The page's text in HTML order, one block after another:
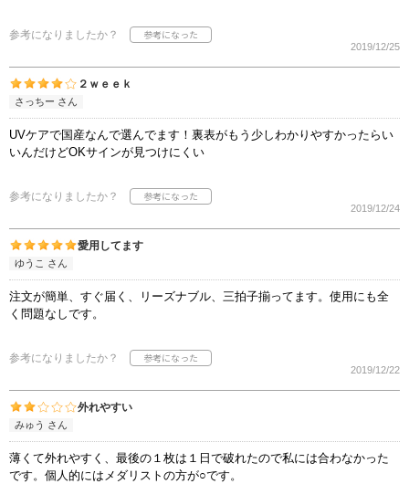
参考になりましたか？
2019/12/25
２ｗｅｅｋ
さっちー さん
UVケアで国産なんで選んでます！裏表がもう少しわかりやすかったらい
いんだけどOKサインが見つけにくい
参考になりましたか？
2019/12/24
愛用してます
ゆうこ さん
注文が簡単、すぐ届く、リーズナブル、三拍子揃ってます。使用にも全
く問題なしです。
参考になりましたか？
2019/12/22
外れやすい
みゅう さん
薄くて外れやすく、最後の１枚は１日で破れたので私には合わなかった
です。個人的にはメダリストの方が○です。